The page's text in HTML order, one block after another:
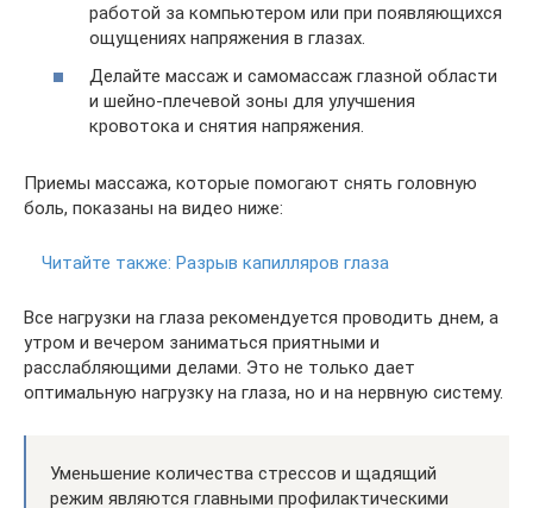
работой за компьютером или при появляющихся
ощущениях напряжения в глазах.
Делайте массаж и самомассаж глазной области
и шейно-плечевой зоны для улучшения
кровотока и снятия напряжения.
Приемы массажа, которые помогают снять головную
боль, показаны на видео ниже:
Читайте также: Разрыв капилляров глаза
Все нагрузки на глаза рекомендуется проводить днем, а
утром и вечером заниматься приятными и
расслабляющими делами. Это не только дает
оптимальную нагрузку на глаза, но и на нервную систему.
Уменьшение количества стрессов и щадящий
режим являются главными профилактическими